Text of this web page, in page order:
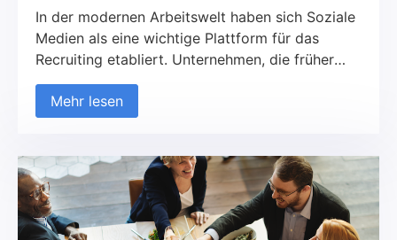
In der modernen Arbeitswelt haben sich Soziale
Medien als eine wichtige Plattform für das
Recruiting etabliert. Unternehmen, die früher
ausschließlich auf traditionelle Kanäle wie
Jobportale und Printmedien gesetzt haben,
nutzen zunehmend soziale Netzwerke, um neue
Kandidaten in Kontakt zu treten. Diese
Entwicklung betrifft sowohl den B2C- als auch
den B2B-Bereich. Aber was macht das
Recruiting über Soziale Medien so erfolgreich
Mehr lesen